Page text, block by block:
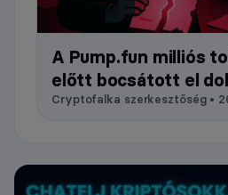
A Pump.fun milliós
előtt bocsátott el
Cryptofalka szerkesztőség •